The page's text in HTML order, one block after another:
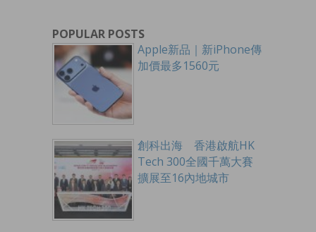
POPULAR POSTS
Apple新品｜新iPhone傳
加價最多1560元
創科出海 香港啟航HK
Tech 300全國千萬大賽
擴展至16內地城市